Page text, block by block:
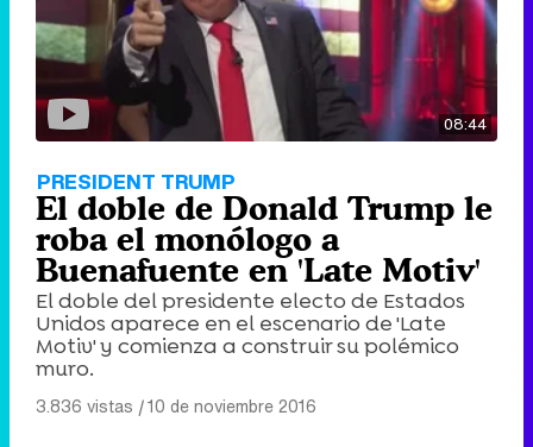
08:44
PRESIDENT TRUMP
El doble de Donald Trump le
roba el monólogo a
Buenafuente en 'Late Motiv'
El doble del presidente electo de Estados
Unidos aparece en el escenario de 'Late
Motiv' y comienza a construir su polémico
muro.
3.836 vistas |10 de noviembre 2016